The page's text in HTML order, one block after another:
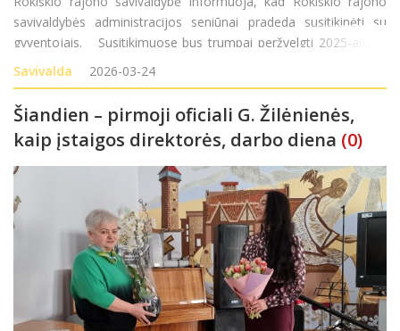
savivaldybės administracijos seniūnai pradeda susitikinėti su
gyventojais. Susitikimuose bus trumpai peržvelgti 2025-aisiais
atlikti darbai ir aptariami 2026-ųjų planai, išklausomi gyventojų
lūkesčiai. Susitiki
Savivalda 2026-03-24
Šiandien – pirmoji oficiali G. Žilėnienės,
kaip įstaigos direktorės, darbo diena (0)